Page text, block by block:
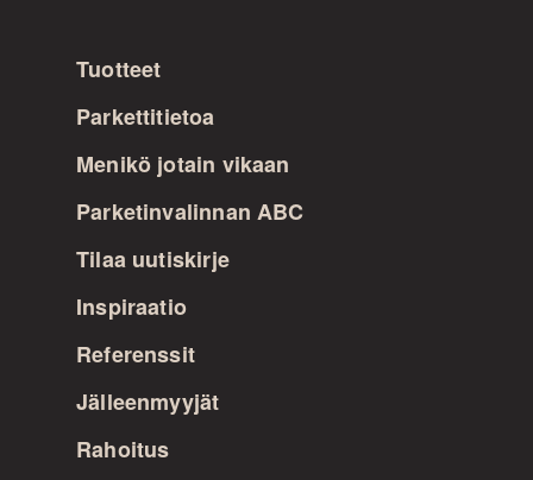
Tuotteet
Parkettitietoa
Menikö jotain vikaan
Parketinvalinnan ABC
Tilaa uutiskirje
Inspiraatio
Referenssit
Jälleenmyyjät
Rahoitus